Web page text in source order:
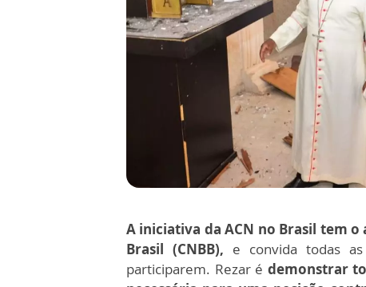
A iniciativa da ACN no Brasil tem
Brasil (CNBB), e convida todas
participarem. Rezar é demonstrar